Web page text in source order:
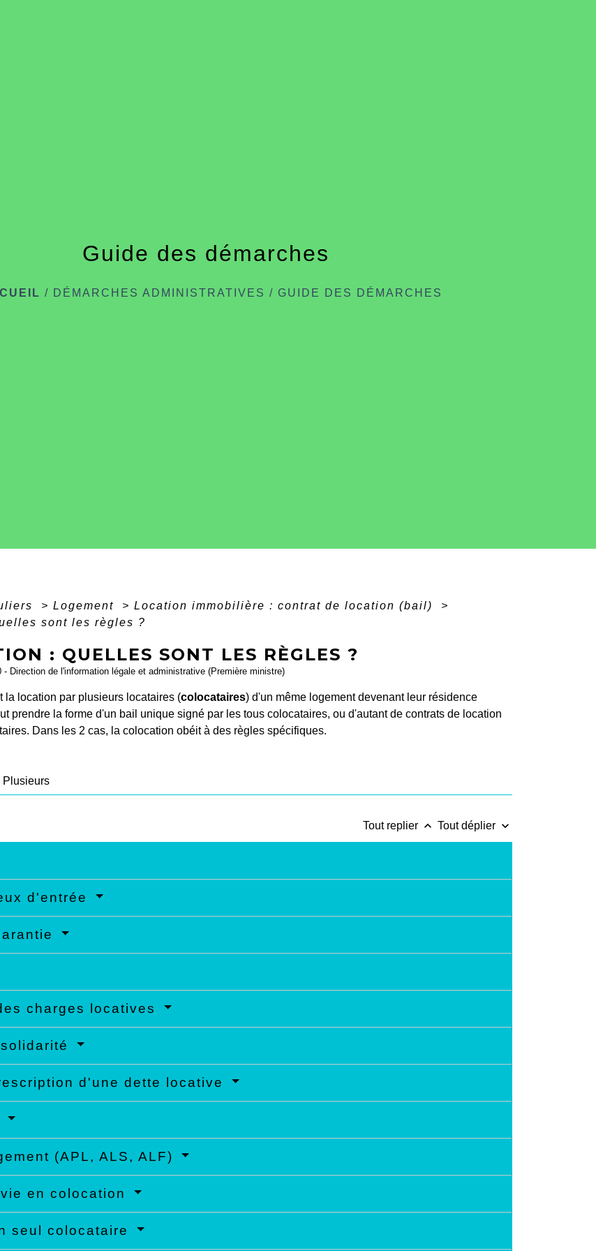
Guide des démarches
/ DÉMARCHES ADMINISTRATIVES /GUIDE DES DÉMARCHES
> Logement > Location immobilière : contrat de location (bail)
>
sont les règles ?
: QUELLES SONT LES RÈGLES ?
- Direction de l'information légale et administrative (Première ministre)
la location par plusieurs locataires (colocataires) d'un même logement devenant leur résidence
prendre la forme d'un bail unique signé par les tous colocataires, ou d'autant de contrats de location
Dans les 2 cas, la colocation obéit à des règles spécifiques.
Plusieurs
Tout replier keyboard_arrow_up Tout déplier keyboard_arrow_down
d'entrée
charges locatives
d'une dette locative
(APL, ALS, ALF)
en colocation
seul colocataire